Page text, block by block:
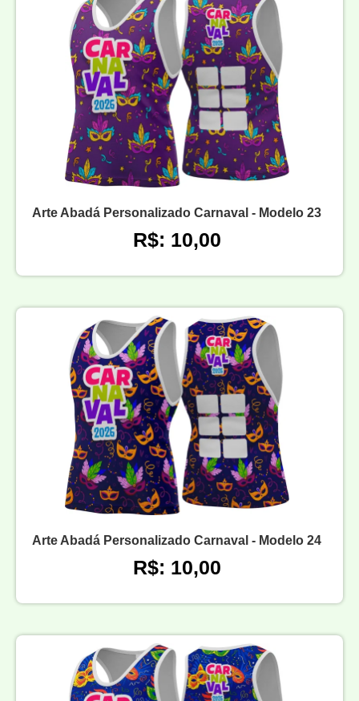
Arte Abadá Personalizado Carnaval - Modelo 23
R$: 10,00
Arte Abadá Personalizado Carnaval - Modelo 24
R$: 10,00